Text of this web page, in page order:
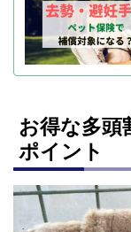
お得な多頭
ポイント